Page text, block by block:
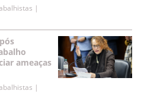
|
ameaças
|